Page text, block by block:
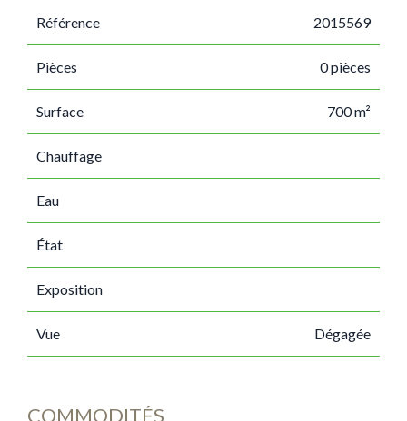
Référence 2015569
Pièces 0 pièces
Surface 700 m²
Chauffage
Eau
État
Exposition
Vue Dégagée
COMMODITÉS